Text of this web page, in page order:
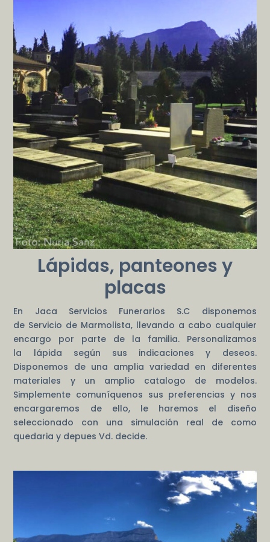
Lápidas, panteones y
placas
En Jaca Servicios Funerarios S.C disponemos
de Servicio de Marmolista, llevando a cabo cualquier
encargo por parte de la familia. Personalizamos
la lápida según sus indicaciones y deseos.
Disponemos de una amplia variedad en diferentes
materiales y un amplio catalogo de modelos.
Simplemente comuníquenos sus preferencias y nos
encargaremos de ello, le haremos el diseño
seleccionado con una simulación real de como
quedaria y depues Vd. decide.